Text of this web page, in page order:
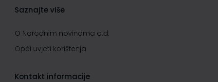
Saznajte više
O Narodnim novinama d.d.
Opći uvjeti korištenja
Kontakt informacije